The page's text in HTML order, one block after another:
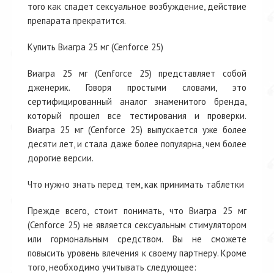
того как спадет сексуальное возбуждение, действие
препарата прекратится.
Купить Виагра 25 мг (Cenforce 25)
Виагра 25 мг (Cenforce 25) представляет собой
дженерик. Говоря простыми словами, это
сертифицированный аналог знаменитого бренда,
который прошел все тестирования и проверки.
Виагра 25 мг (Cenforce 25) выпускается уже более
десяти лет, и стала даже более популярна, чем более
дорогие версии.
Что нужно знать перед тем, как принимать таблетки
Прежде всего, стоит понимать, что Виагра 25 мг
(Cenforce 25) не является сексуальным стимулятором
или гормональным средством. Вы не сможете
повысить уровень влечения к своему партнеру. Кроме
того, необходимо учитывать следующее: